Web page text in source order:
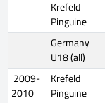
Krefeld
Pinguine
Germany
U18 (all)
2009-
2010
Krefeld
Pinguine